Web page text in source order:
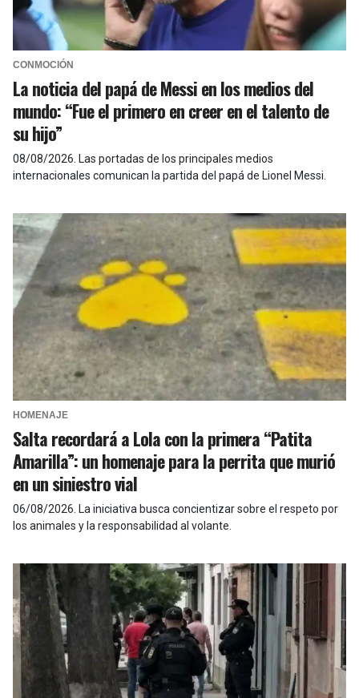
CONMOCIÓN
La noticia del papá de Messi en los medios del
mundo: “Fue el primero en creer en el talento de
su hijo”
08/08/2026 Las portadas de los principales medios
internacionales comunican la partida del papá de Lionel Messi.
HOMENAJE
Salta recordará a Lola con la primera “Patita
Amarilla”: un homenaje para la perrita que murió
en un siniestro vial
06/08/2026 La iniciativa busca concientizar sobre el respeto por
los animales y la responsabilidad al volante.